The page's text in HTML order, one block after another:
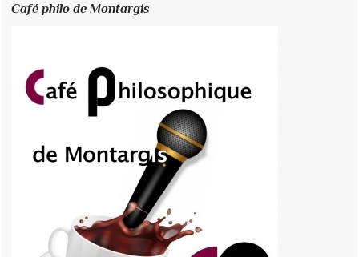
Café philo de Montargis